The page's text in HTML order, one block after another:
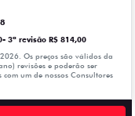
3ª revisão R$ 814,00
Os preços são válidos da
revisões e poderão ser
um de nossos Consultores